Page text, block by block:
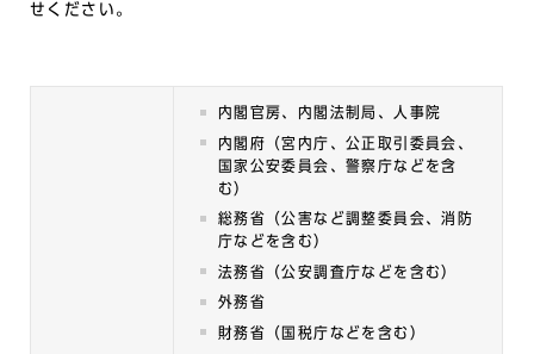
せください。
内閣官房、内閣法制局、人事院
内閣府（宮内庁、公正取引委員会、
国家公安委員会、警察庁などを含
む）
総務省（公害など調整委員会、消防
庁などを含む）
法務省（公安調査庁などを含む）
外務省
財務省（国税庁などを含む）